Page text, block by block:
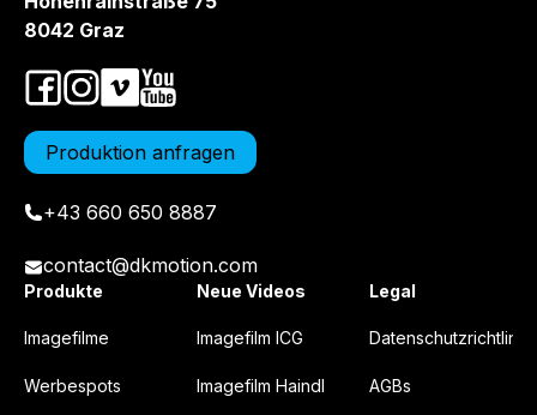
8042 Graz
Produktion anfragen
+43 660 650 8887
contact@dkmotion.com
Produkte
Imagefilme
Werbespots
Neue Videos
Imagefilm ICG
Imagefilm Haindl
Legal
AGBs